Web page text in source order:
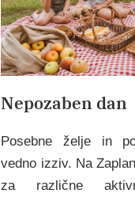
Nepozaben dan
Posebne želje in
vedno izziv. Na
za različne